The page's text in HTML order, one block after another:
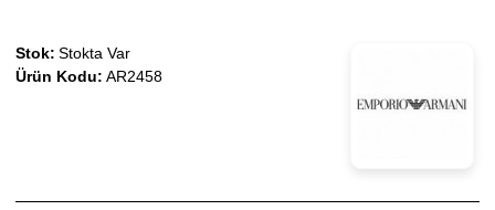
Stok: Stokta Var
Ürün Kodu: AR2458